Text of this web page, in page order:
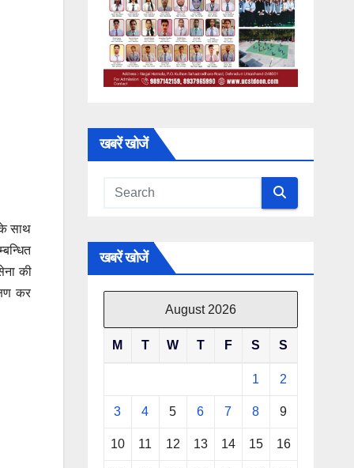
के साथ
की
कर
खबरें खोजें
खबरें खोजें
August 2026
M T W T F S S
1 2
3 4 5 6 7 8 9
10 11 12 13 14 15 16